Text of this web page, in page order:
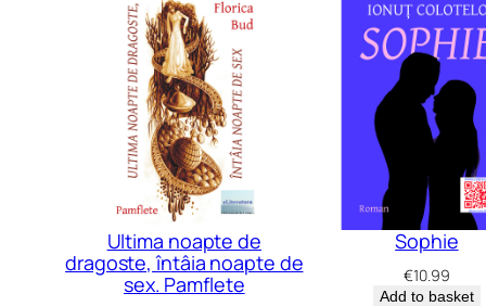
Ultima noapte de
dragoste, întâia noapte de
sex. Pamflete
Sophie
€10.99
Add to basket